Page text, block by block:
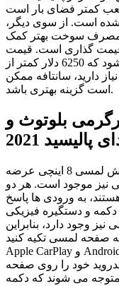
نشده است. از سوی دیگر،
مصرف سوخت بهتر کمک
قیمت گذاری است. قیمت
سانتافه تنها از 26275 دلار شروع می شود که 6250 دلار کمتر از
دارید، سانتافه ممکن
است گزینه بهتری باشد.
بلوتوث و
2021
هیوندای پالیسید استاندارد با صفحه نمایش لمسی 8 اینچی عرضه
صفحه نمایش لمسی 10.2 اینچی نیز موجود است. هر دو
به ورودی ها پاسخ
و دستگیره فیزیکی
وجود دارد، بنابراین
Apple CarPlay و Android Auto استاندارد هستند و به کاربران این
خود را روی صفحه
متوجه می شوند که دکمه